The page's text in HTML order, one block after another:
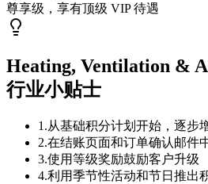
尊享级，享有顶级 VIP 待遇
Heating, Ventilation &
行业小贴士
1 .从基础积分计划开始，逐步
2.在结账页面和订单确认邮件
3.使用等级奖励鼓励客户升级
4.利用季节性活动和节日推出